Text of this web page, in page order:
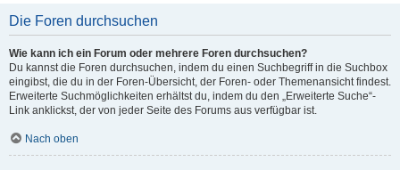
Die Foren durchsuchen
Wie kann ich ein Forum oder mehrere Foren durchsuchen?
Du kannst die Foren durchsuchen, indem du einen Suchbegriff in die Suchbox
eingibst, die du in der Foren-Übersicht, der Foren- oder Themenansicht findest.
Erweiterte Suchmöglichkeiten erhältst du, indem du den „Erweiterte Suche“-
Link anklickst, der von jeder Seite des Forums aus verfügbar ist.
Nach oben